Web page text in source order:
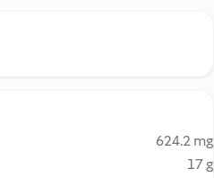
624.2 mg
17 g